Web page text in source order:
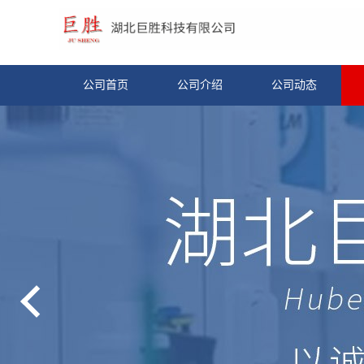
公司首页 公司介绍 公司动态